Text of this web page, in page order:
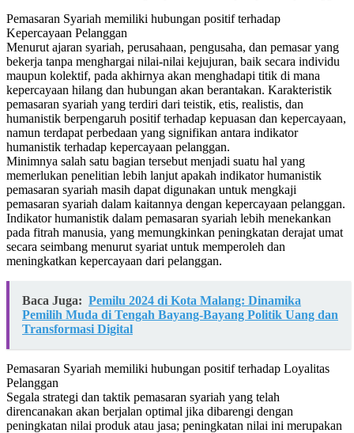
Pemasaran Syariah memiliki hubungan positif terhadap
Kepercayaan Pelanggan
Menurut ajaran syariah, perusahaan, pengusaha, dan pemasar yang
bekerja tanpa menghargai nilai-nilai kejujuran, baik secara individu
maupun kolektif, pada akhirnya akan menghadapi titik di mana
kepercayaan hilang dan hubungan akan berantakan. Karakteristik
pemasaran syariah yang terdiri dari teistik, etis, realistis, dan
humanistik berpengaruh positif terhadap kepuasan dan kepercayaan,
namun terdapat perbedaan yang signifikan antara indikator
humanistik terhadap kepercayaan pelanggan.
Minimnya salah satu bagian tersebut menjadi suatu hal yang
memerlukan penelitian lebih lanjut apakah indikator humanistik
pemasaran syariah masih dapat digunakan untuk mengkaji
pemasaran syariah dalam kaitannya dengan kepercayaan pelanggan.
Indikator humanistik dalam pemasaran syariah lebih menekankan
pada fitrah manusia, yang memungkinkan peningkatan derajat umat
secara seimbang menurut syariat untuk memperoleh dan
meningkatkan kepercayaan dari pelanggan.
Baca Juga: Pemilu 2024 di Kota Malang: Dinamika
Pemilih Muda di Tengah Bayang-Bayang Politik Uang dan
Transformasi Digital
Pemasaran Syariah memiliki hubungan positif terhadap Loyalitas
Pelanggan
Segala strategi dan taktik pemasaran syariah yang telah
direncanakan akan berjalan optimal jika dibarengi dengan
peningkatan nilai produk atau jasa; peningkatan nilai ini merupakan